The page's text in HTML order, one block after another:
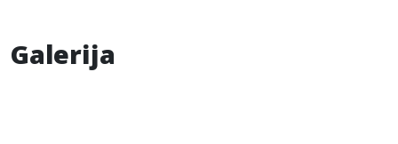
Galerija